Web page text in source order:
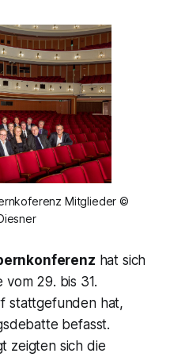
Mitglieder ©
hat sich
29. bis 31.
stattgefunden hat,
befasst.
zeigten sich die